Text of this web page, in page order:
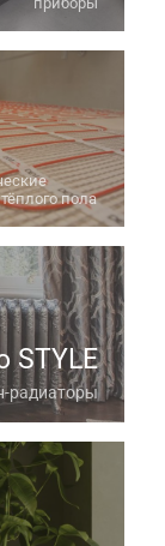
STYLE
радиаторы
пола